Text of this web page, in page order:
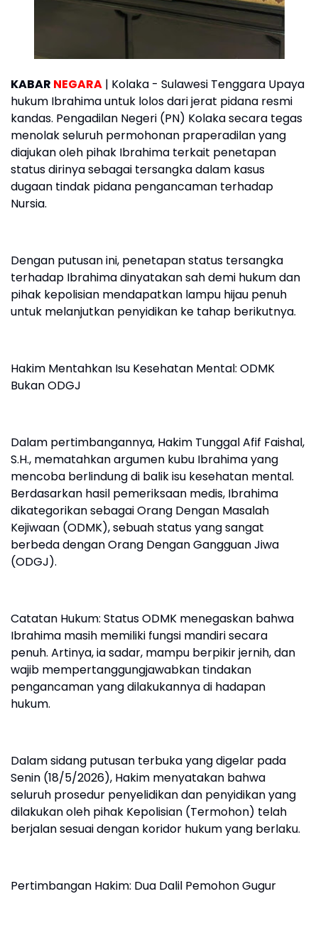
KABAR NEGARA | Kolaka - Sulawesi Tenggara Upaya
hukum Ibrahima untuk lolos dari jerat pidana resmi
kandas. Pengadilan Negeri (PN) Kolaka secara tegas
menolak seluruh permohonan praperadilan yang
diajukan oleh pihak Ibrahima terkait penetapan
status dirinya sebagai tersangka dalam kasus
dugaan tindak pidana pengancaman terhadap
Nursia.
Dengan putusan ini, penetapan status tersangka
terhadap Ibrahima dinyatakan sah demi hukum dan
pihak kepolisian mendapatkan lampu hijau penuh
untuk melanjutkan penyidikan ke tahap berikutnya.
Hakim Mentahkan Isu Kesehatan Mental: ODMK
Bukan ODGJ
Dalam pertimbangannya, Hakim Tunggal Afif Faishal,
S.H., mematahkan argumen kubu Ibrahima yang
mencoba berlindung di balik isu kesehatan mental.
Berdasarkan hasil pemeriksaan medis, Ibrahima
dikategorikan sebagai Orang Dengan Masalah
Kejiwaan (ODMK), sebuah status yang sangat
berbeda dengan Orang Dengan Gangguan Jiwa
(ODGJ).
Catatan Hukum: Status ODMK menegaskan bahwa
Ibrahima masih memiliki fungsi mandiri secara
penuh. Artinya, ia sadar, mampu berpikir jernih, dan
wajib mempertanggungjawabkan tindakan
pengancaman yang dilakukannya di hadapan
hukum.
Dalam sidang putusan terbuka yang digelar pada
Senin (18/5/2026), Hakim menyatakan bahwa
seluruh prosedur penyelidikan dan penyidikan yang
dilakukan oleh pihak Kepolisian (Termohon) telah
berjalan sesuai dengan koridor hukum yang berlaku.
Pertimbangan Hakim: Dua Dalil Pemohon Gugur